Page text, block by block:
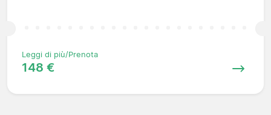
Leggi di più/Prenota
148 €